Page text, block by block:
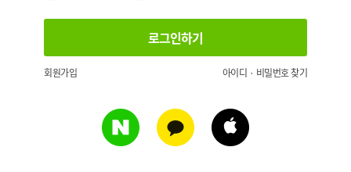
회원가입 아이디 · 비밀번호 찾기